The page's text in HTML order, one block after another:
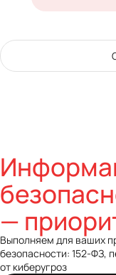
—
Выполняем для ваших
безопасности: 152-ФЗ,
от киберугроз